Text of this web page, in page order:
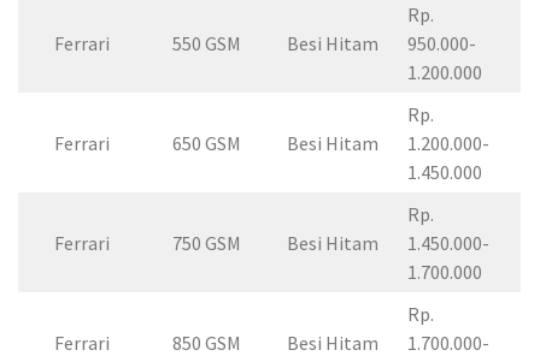
Ferrari 550 GSM Besi Hitam
Rp.
950.000-
1.200.000
Ferrari 650 GSM Besi Hitam
Rp.
1.200.000-
1.450.000
Ferrari 750 GSM Besi Hitam
Rp.
1.450.000-
1.700.000
Ferrari 850 GSM Besi Hitam
Rp.
1.700.000-